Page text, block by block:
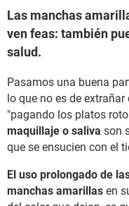
Las manchas
ven feas: también
salud.
Pasamos una buena
lo que no es de
"pagando los platos
maquillaje o saliva son
que se ensucien con el
El uso prolongado de
manchas amarillas en